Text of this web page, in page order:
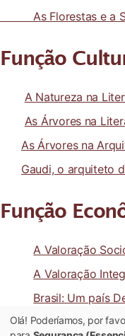
As Florestas e a
Função
A Natureza na
As Árvores na
As Árvores na
Gaudi, o arquiteto
Função
A Valoração
A Valoração
Brasil: Um país
Olá! Poderíamos, por